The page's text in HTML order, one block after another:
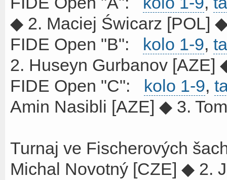
◆ 2. Maciej Świcarz [POL]
FIDE Open "B":
kolo 1-9,
2. Huseyn Gurbanov [AZE]
FIDE Open "C":
kolo 1-9,
Amin Nasibli [AZE] ◆ 3.
Turnaj ve Fischerových
Michal Novotný [CZE] ◆ 2.